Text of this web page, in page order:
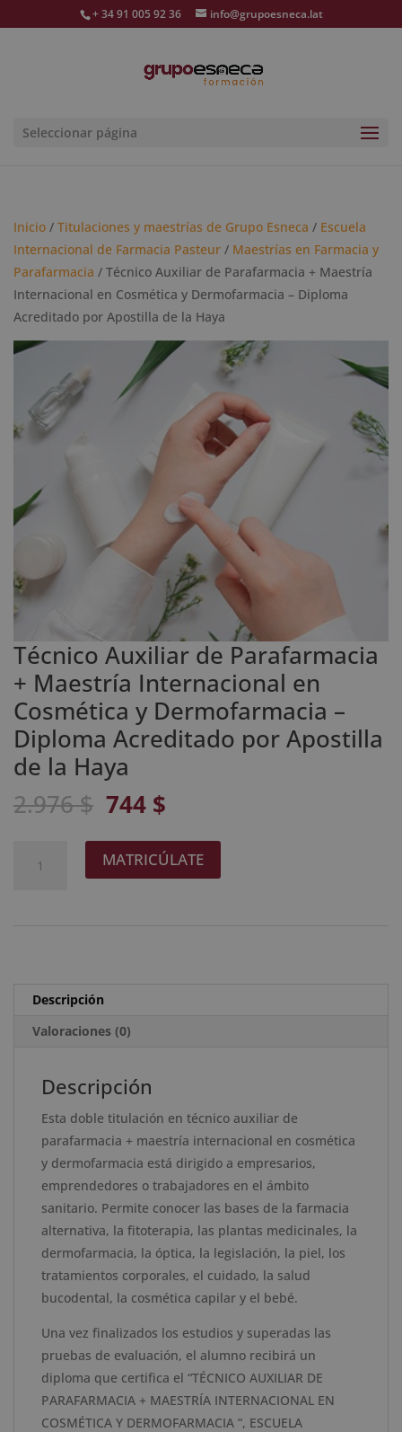
+ 34 91 005 92 36 info@grupoesneca.lat
Seleccionar página
Inicio / Titulaciones y maestrías de Grupo Esneca / Escuela
Internacional de Farmacia Pasteur / Maestrías en Farmacia y
Parafarmacia / Técnico Auxiliar de Parafarmacia + Maestría
Internacional en Cosmética y Dermofarmacia – Diploma
Acreditado por Apostilla de la Haya
Técnico Auxiliar de Parafarmacia
+ Maestría Internacional en
Cosmética y Dermofarmacia –
Diploma Acreditado por Apostilla
de la Haya
2.976$ El
precio
original
era:
744 $
actual
es:
Auxiliar
Cosmética
Dermofarmacia
Diploma
Acreditado
Apostilla
cantidad
MATRICÚLATE
Descripción
Valoraciones (0)
Descripción
Esta doble titulación en técnico auxiliar de
parafarmacia + maestría internacional en cosmética
y dermofarmacia está dirigido a empresarios,
emprendedores o trabajadores en el ámbito
sanitario. Permite conocer las bases de la farmacia
alternativa, la fitoterapia, las plantas medicinales, la
dermofarmacia, la óptica, la legislación, la piel, los
tratamientos corporales, el cuidado, la salud
bucodental, la cosmética capilar y el bebé.
Una vez finalizados los estudios y superadas las
pruebas de evaluación, el alumno recibirá un
diploma que certifica el “TÉCNICO AUXILIAR DE
PARAFARMACIA + MAESTRÍA INTERNACIONAL EN
COSMÉTICA Y DERMOFARMACIA ”, ESCUELA